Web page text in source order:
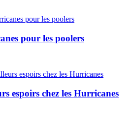
pour les poolers
espoirs chez les Hurricanes